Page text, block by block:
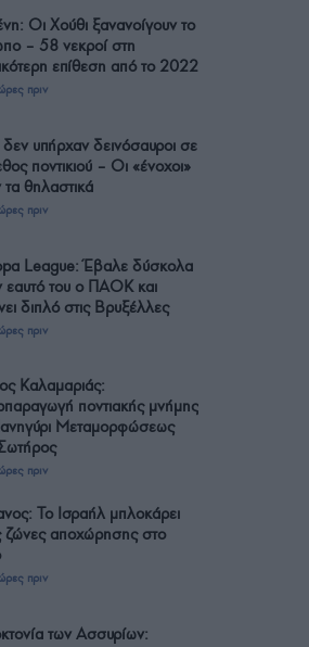
Οι Χούθι ξανανοίγουν το
– 58 νεκροί στη
επίθεση από το 2022
πριν
δεν υπήρχαν δεινόσαυροι σε
ποντικιού – Οι «ένοχοι»
τα θηλαστικά
πριν
League: Έβαλε δύσκολα
εαυτό του ο ΠΑΟΚ και
διπλό στις Βρυξέλλες
πριν
Καλαμαριάς:
ποντιακής μνήμης
Μεταμορφώσεως
πριν
Το Ισραήλ μπλοκάρει
ζώνες αποχώρησης στο
πριν
των Ασσυρίων: